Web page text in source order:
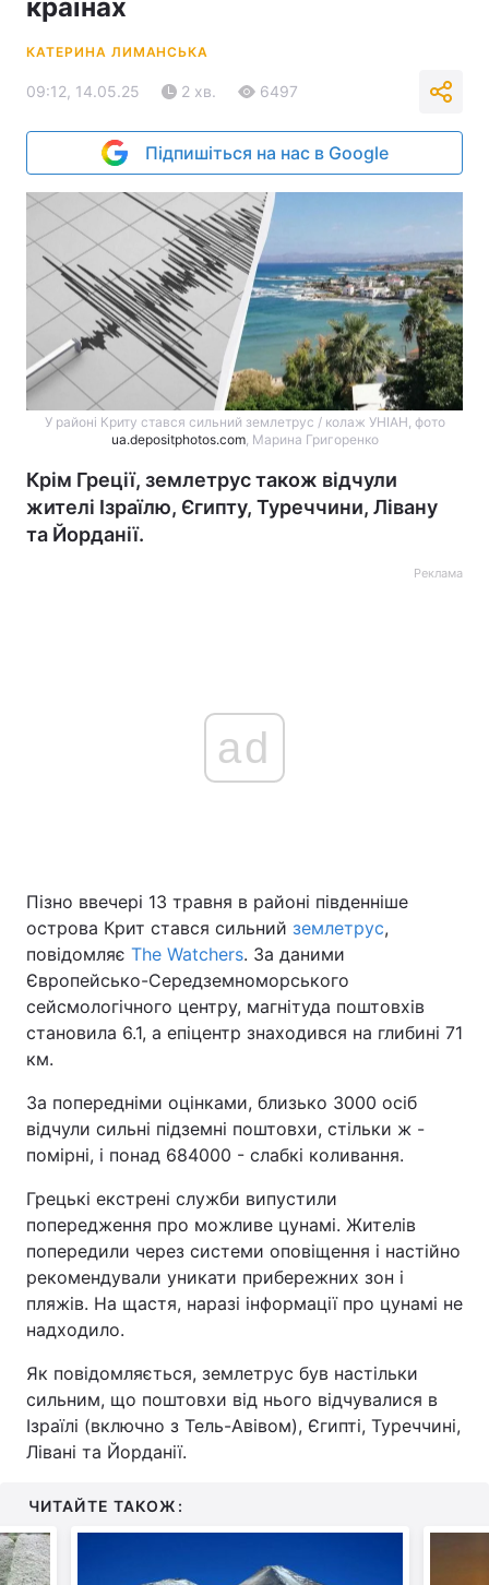
країнах
КАТЕРИНА ЛИМАНСЬКА
09:12, 14.05.25 2 хв. 6497
Підпишіться на нас в Google
У районі Криту стався сильний землетрус / колаж УНІАН, фото
ua.depositphotos.com, Марина Григоренко
Крім Греції, землетрус також відчули
жителі Ізраїлю, Єгипту, Туреччини, Лівану
та Йорданії.
Реклама
ad
Пізно ввечері 13 травня в районі південніше
острова Крит стався сильний землетрус,
повідомляє The Watchers. За даними
Європейсько-Середземноморського
сейсмологічного центру, магнітуда поштовхів
становила 6.1, а епіцентр знаходився на глибині 71
км.
За попередніми оцінками, близько 3000 осіб
відчули сильні підземні поштовхи, стільки ж -
помірні, і понад 684000 - слабкі коливання.
Грецькі екстрені служби випустили
попередження про можливе цунамі. Жителів
попередили через системи оповіщення і настійно
рекомендували уникати прибережних зон і
пляжів. На щастя, наразі інформації про цунамі не
надходило.
Як повідомляється, землетрус був настільки
сильним, що поштовхи від нього відчувалися в
Ізраїлі (включно з Тель-Авівом), Єгипті, Туреччині,
Лівані та Йорданії.
ЧИТАЙТЕ ТАКОЖ: